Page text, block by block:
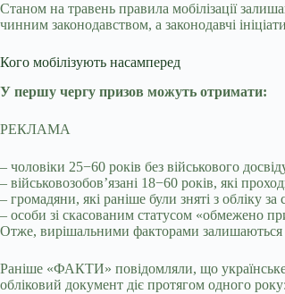
Станом на травень правила мобілізації
чинним законодавством, а законодавчі
Кого мобілізують насамперед
У першу чергу призов можуть отримати:
РЕКЛАМА
– чоловіки 25−60 років без військового
– військовозобов’язані 18−60 років, які
– громадяни, які раніше були зняті з обліку
– особи зі скасованим статусом «обмежено
Отже, вирішальними факторами залишаються
Раніше «ФАКТИ» повідомляли, що українське
обліковий документ діє протягом одного